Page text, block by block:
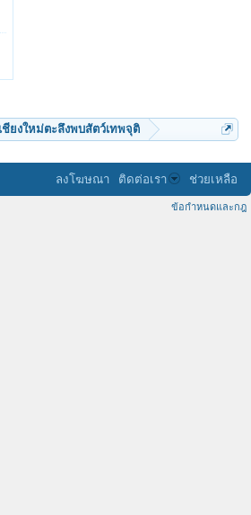
ชียงใหม่ตะลึงพบสัตว์เทพจุติ
ลงโฆษณา ติดต่อเรา ช่วยเหลือ
ข้อกำหนดและกฎ